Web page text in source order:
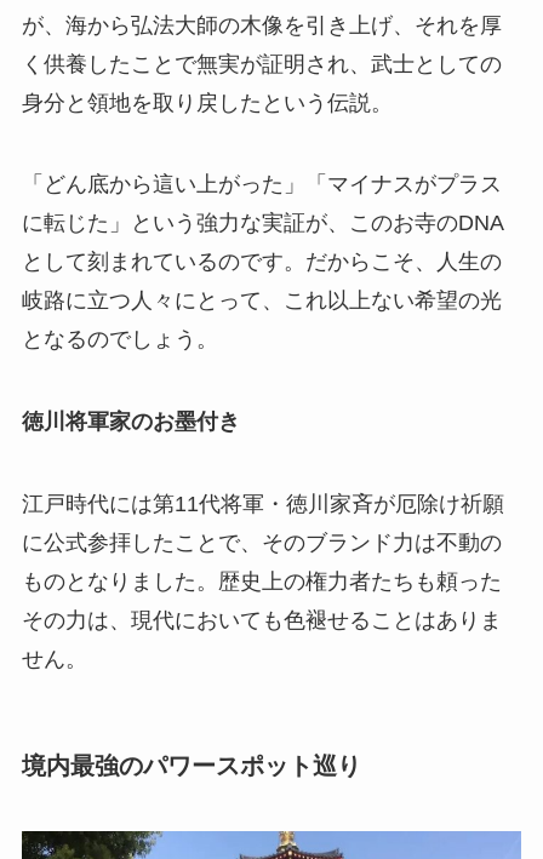
が、海から弘法大師の木像を引き上げ、それを厚
く供養したことで無実が証明され、武士としての
身分と領地を取り戻したという伝説。
「どん底から這い上がった」「マイナスがプラス
に転じた」という強力な実証が、このお寺のDNA
として刻まれているのです。だからこそ、人生の
岐路に立つ人々にとって、これ以上ない希望の光
となるのでしょう。
徳川将軍家のお墨付き
江戸時代には第11代将軍・徳川家斉が厄除け祈願
に公式参拝したことで、そのブランド力は不動の
ものとなりました。歴史上の権力者たちも頼った
その力は、現代においても色褪せることはありま
せん。
境内最強のパワースポット巡り